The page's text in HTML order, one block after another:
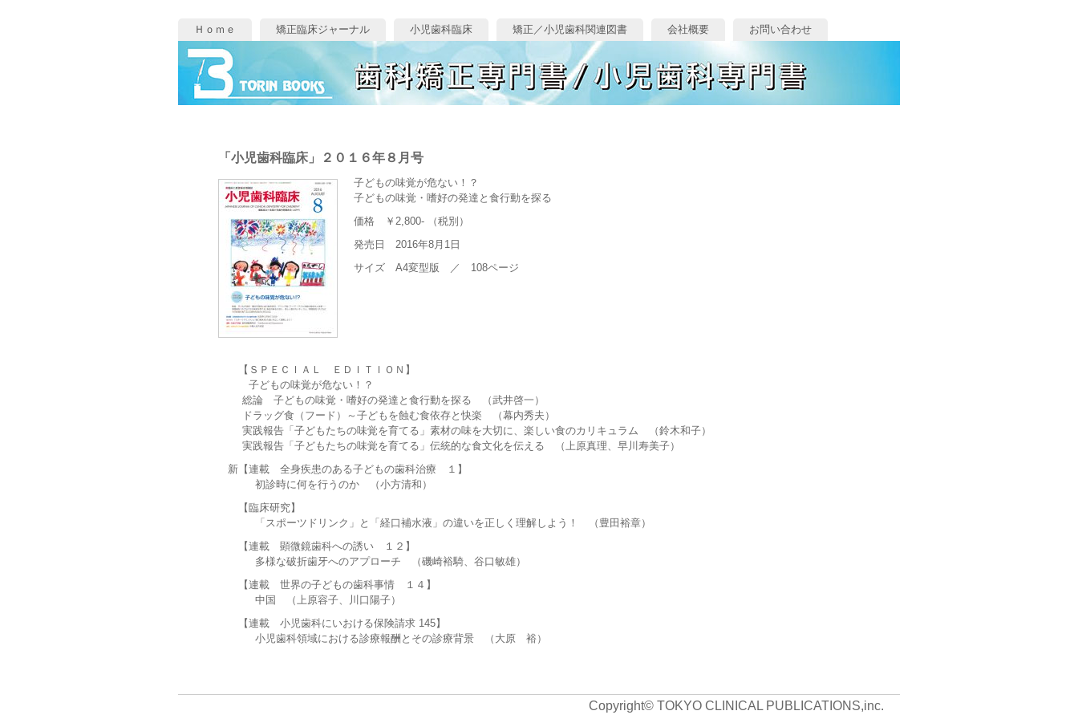
Ｈｏｍｅ 矯正臨床ジャーナル 小児歯科臨床 矯正／小児歯科関連図書 会社概要 お問い合わせ
「小児歯科臨床」２０１６年８月号
子どもの味覚が危ない！？
子どもの味覚・嗜好の発達と食行動を探る
価格 ￥2,800- （税別）
発売日 2016年8月1日
サイズ A4変型版 ／ 108ページ
【ＳＰＥＣＩＡＬ ＥＤＩＴＩＯＮ】
子どもの味覚が危ない！？
総論 子どもの味覚・嗜好の発達と食行動を探る （武井啓一）
ドラッグ食（フード）～子どもを蝕む食依存と快楽 （幕内秀夫）
実践報告「子どもたちの味覚を育てる」素材の味を大切に、楽しい食のカリキュラム （鈴木和子）
実践報告「子どもたちの味覚を育てる」伝統的な食文化を伝える （上原真理、早川寿美子）
新【連載 全身疾患のある子どもの歯科治療 １】
初診時に何を行うのか （小方清和）
【臨床研究】
「スポーツドリンク」と「経口補水液」の違いを正しく理解しよう！ （豊田裕章）
【連載 顕微鏡歯科への誘い １２】
多様な破折歯牙へのアプローチ （磯崎裕騎、谷口敏雄）
【連載 世界の子どもの歯科事情 １４】
中国 （上原容子、川口陽子）
【連載 小児歯科にいおける保険請求 145】
小児歯科領域における診療報酬とその診療背景 （大原 裕）
Copyright© TOKYO CLINICAL PUBLICATIONS,inc.